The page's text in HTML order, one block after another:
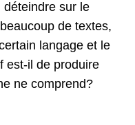
déteindre sur le
de textes,
langage et le
est-il de produire
ne comprend?